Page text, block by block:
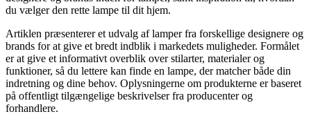
du vælger den rette lampe til dit hjem.
Artiklen præsenterer et udvalg af lamper fra forskellige designere og
brands for at give et bredt indblik i markedets muligheder. Formålet
er at give et informativt overblik over stilarter, materialer og
funktioner, så du lettere kan finde en lampe, der matcher både din
indretning og dine behov. Oplysningerne om produkterne er baseret
på offentligt tilgængelige beskrivelser fra producenter og
forhandlere.